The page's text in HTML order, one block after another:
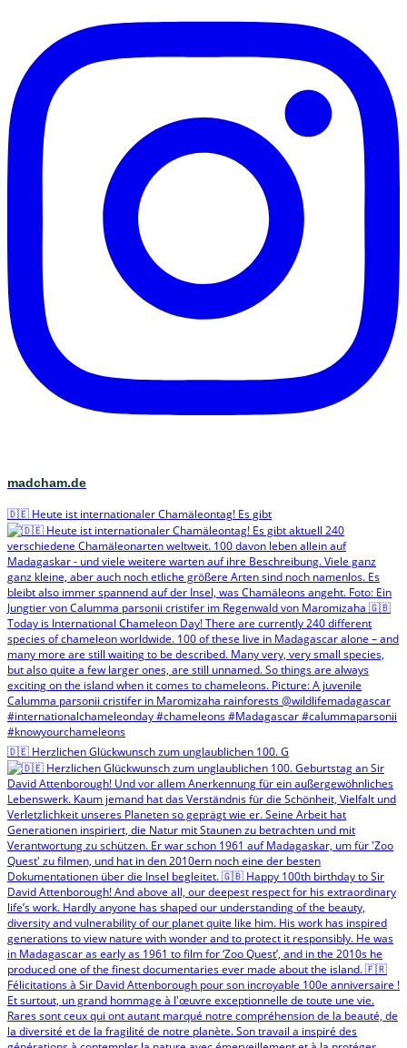
madcham.de
🇩🇪 Heute ist internationaler Chamäleontag! Es gibt
🇩🇪 Herzlichen Glückwunsch zum unglaublichen 100. G